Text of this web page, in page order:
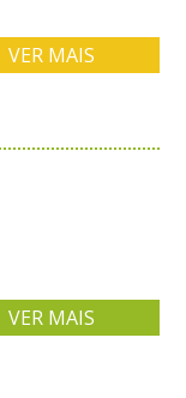
VER MAIS
VER MAIS